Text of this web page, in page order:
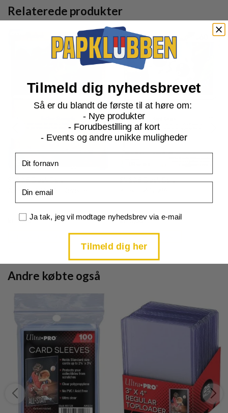
Relaterede produkter
SV10.5 Black Bolt
Axew - 068/086 - Reverse
6,00Current
SV10.5 Black Bolt
kr.3,00Current
is:
TILFØJ TIL KURV
Andre købte også
Tilmeld dig nyhedsbrevet
Så er du blandt de første til at høre om:
- Nye produkter
- Forudbestilling af kort
- Events og andre unikke muligheder
Samtykke
Ja tak, jeg vil modtage nyhedsbrev via e-mail
Tilmeld dig her